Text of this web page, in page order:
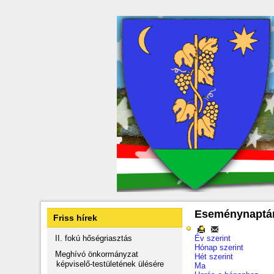
Friss hírek
II. fokú hőségriasztás
Meghívó önkormányzat
képviselő-testületének ülésére
Év szerint
Hónap szerint
Hét szerint
Ma